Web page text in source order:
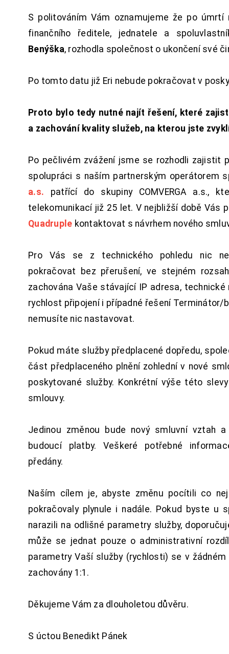
S politováním Vám oznamujeme že po úmrtí
finančního ředitele, jednatele a
Benýška, rozhodla společnost o ukončení své
Po tomto datu již Eri nebude pokračovat v
Proto bylo tedy nutné najít řešení, které
a zachování kvality služeb, na kterou jste
Po pečlivém zvážení jsme se rozhodli zajistit
spolupráci s naším partnerským operátorem
a.s. patřící do skupiny COMVERGA a.s.,
telekomunikací již 25 let. V nejbližší době Vás
Quadruple kontaktovat s návrhem nového
Pro Vás se z technického pohledu nic
pokračovat bez přerušení, ve stejném
zachována Vaše stávající IP adresa, technické
rychlost připojení i případné řešení Terminátor/
nemusíte nic nastavovat.
Pokud máte služby předplacené dopředu,
část předplaceného plnění zohlední v nové
poskytované služby. Konkrétní výše této
smlouvy.
Jedinou změnou bude nový smluvní vztah
budoucí platby. Veškeré potřebné
předány.
Naším cílem je, abyste změnu pocítili co
pokračovaly plynule i nadále. Pokud byste u
narazili na odlišné parametry služby,
může se jednat pouze o administrativní
parametry Vaší služby (rychlosti) se v
zachovány 1:1.
Děkujeme Vám za dlouholetou důvěru.
S úctou Benedikt Pánek